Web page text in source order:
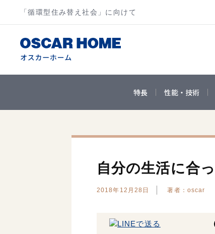
「循環型住み替え社会」に向けて
特長 性能・技術
自分の生活に合
2018年12月28日 著者：oscar